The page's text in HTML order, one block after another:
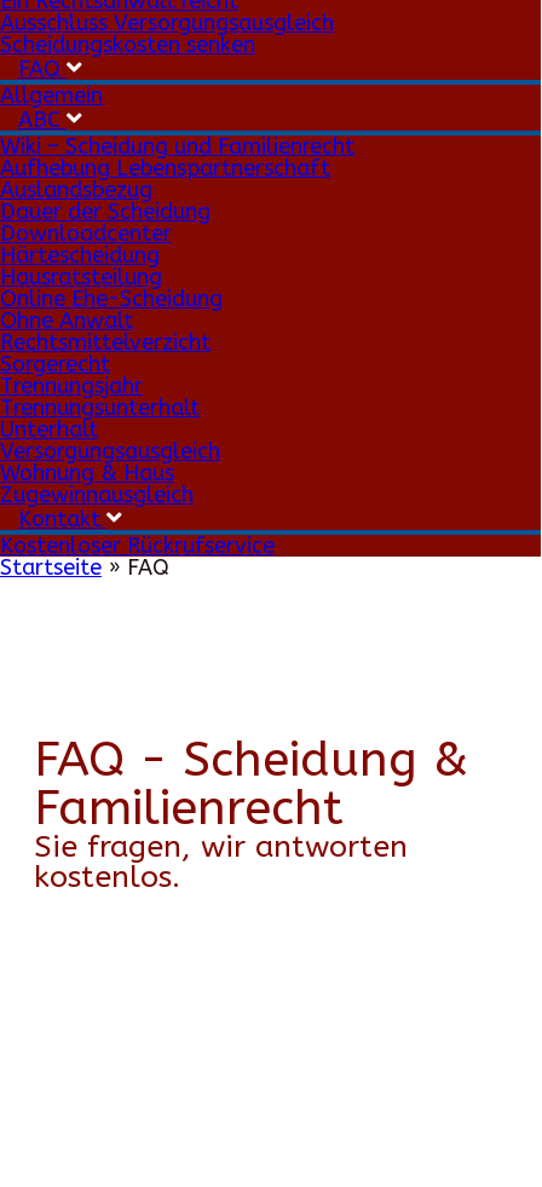
Ausschluss Versorgungsausgleich
Scheidungskosten senken
FAQ
Allgemein
ABC
Wiki – Scheidung und Familienrecht
Aufhebung Lebenspartnerschaft
Auslandsbezug
Dauer der Scheidung
Downloadcenter
Härtescheidung
Hausratsteilung
Online Ehe-Scheidung
Ohne Anwalt
Rechtsmittelverzicht
Sorgerecht
Trennungsjahr
Trennungsunterhalt
Unterhalt
Versorgungsausgleich
Wohnung & Haus
Zugewinnausgleich
Kontakt
Kostenloser Rückrufservice
Startseite » FAQ
FAQ - Scheidung &
Familienrecht
Sie fragen, wir antworten
kostenlos.